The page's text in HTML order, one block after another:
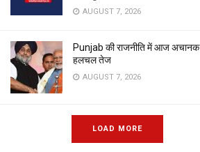
AUGUST 7, 2026
Punjab की राजनीति में आज अचानक
हलचल तेज
AUGUST 7, 2026
LOAD MORE